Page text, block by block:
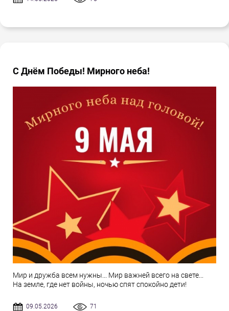
С Днём Победы! Мирного неба!
Мир и дружба всем нужны... Мир важней всего на свете...
На земле, где нет войны, ночью спят спокойно дети!
09.05.2026 71